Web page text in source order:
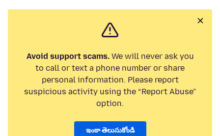
Avoid support scams.We will never ask you
to call or text a phone number or share
personal information. Please report
suspicious activity using the “Report Abuse”
option.
ఇంకా తెలుసుకోండి